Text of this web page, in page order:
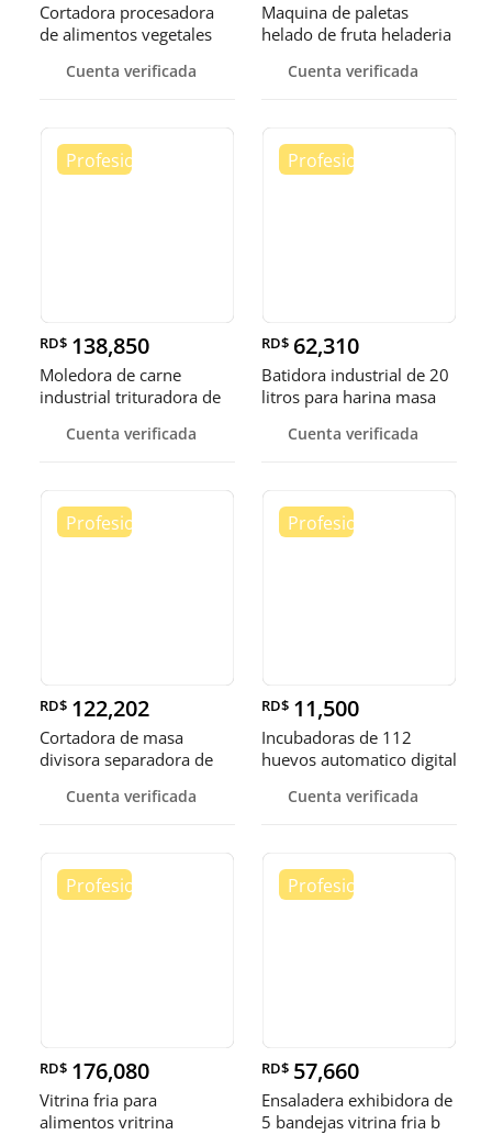
Cortadora procesadora
de alimentos vegetales
Cuenta verificada
Maquina de paletas
helado de fruta heladeria
Cuenta verificada
RD$ 138,850
Moledora de carne
industrial trituradora de
Cuenta verificada
RD$ 62,310
Batidora industrial de 20
litros para harina masa
Cuenta verificada
RD$ 122,202
Cortadora de masa
divisora separadora de
Cuenta verificada
RD$ 11,500
Incubadoras de 112
huevos automatico digital
Cuenta verificada
RD$ 176,080
Vitrina fria para
alimentos vritrina
RD$ 57,660
Ensaladera exhibidora de
5 bandejas vitrina fria b